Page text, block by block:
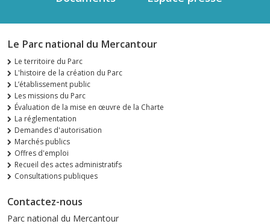
Le Parc national du Mercantour
Le territoire du Parc
L'histoire de la création du Parc
L’établissement public
Les missions du Parc
Évaluation de la mise en œuvre de la Charte
La réglementation
Demandes d'autorisation
Marchés publics
Offres d'emploi
Recueil des actes administratifs
Consultations publiques
Contactez-nous
Parc national du Mercantour